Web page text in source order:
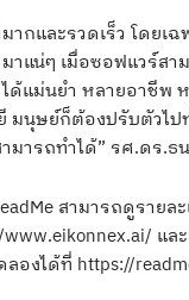
ากและรวดเร็ว โดยเฉ
มาแน่ๆ เมื่อซอฟแวร์ส
ด้แม่นยำ หลายอาชีพ
มนุษย์ก็ต้องปรับตัวไ
มารถทำได้” รศ.ดร.
สามารถดูรายล
แล
ลองได้ที่ https://